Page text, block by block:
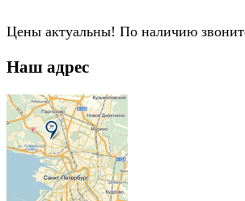
Цены актуальны! По наличию
Наш адрес